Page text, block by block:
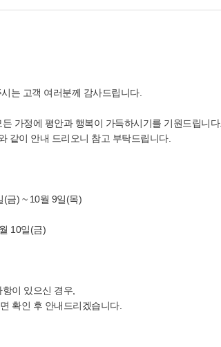
는 고객 여러분께 감사드립니다.
가정에 평안과 행복이 가득하시기를 기원드립니다.
같이 안내 드리오니 참고 부탁드립니다.
(금) ~ 10월 9일(목)
10일(금)
이 있으신 경우,
확인 후 안내드리겠습니다.